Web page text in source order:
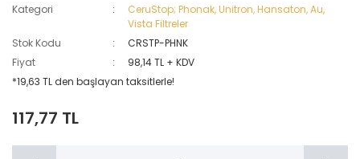
Kategori
CeruStop; Phonak, Unitron, Hansaton, Au,
Vista Filtreler
Stok Kodu
CRSTP-PHNK
Fiyat
98,14 TL + KDV
*19,63 TL den başlayan taksitlerle!
117,77 TL